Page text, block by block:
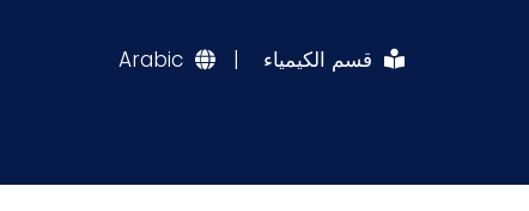
قسم الكيمياء |
Arabic